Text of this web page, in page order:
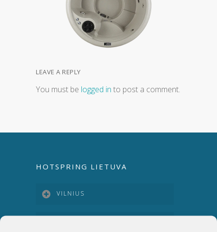
LEAVE A REPLY
You must be logged in to post a comment.
HOTSPRING LIETUVA
VILNIUS